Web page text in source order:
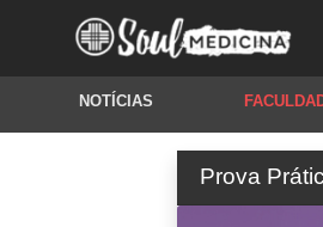
NOTÍCIAS
Prova